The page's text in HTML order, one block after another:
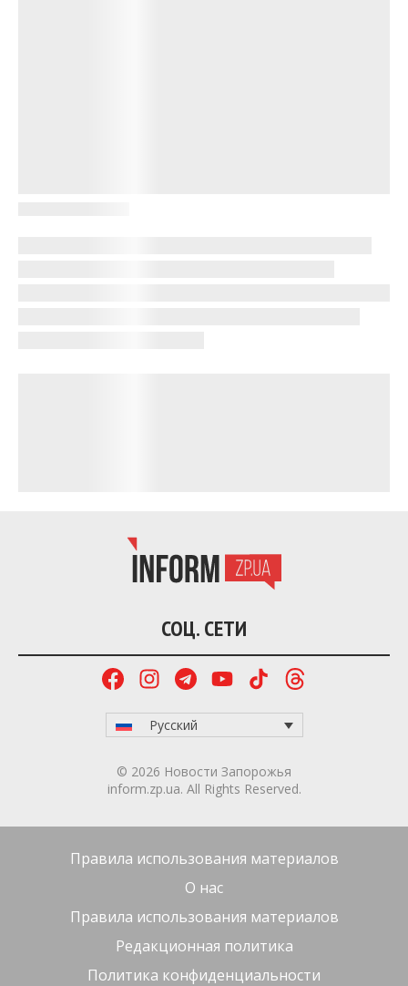
СОЦ. СЕТИ
Русский
© 2026 Новости Запорожья
inform.zp.ua. All Rights Reserved.
Правила использования материалов
О нас
Правила использования материалов
Редакционная политика
Политика конфиденциальности